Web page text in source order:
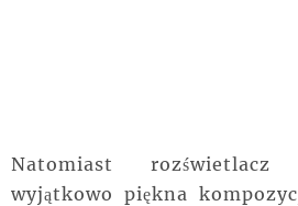
Natomiast
wyjątkowo piękna